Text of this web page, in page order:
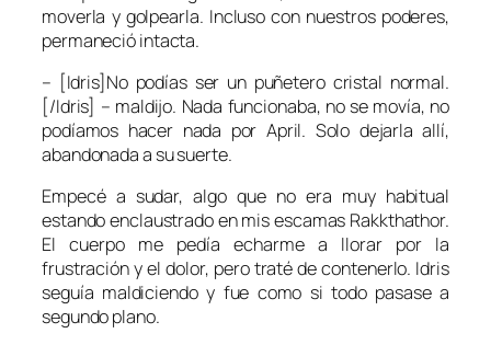
moverla y golpearla. Incluso con nuestros poderes,
permaneció intacta.
– [Idris]No podías ser un puñetero cristal normal.
[/Idris] – maldijo. Nada funcionaba, no se movía, no
podíamos hacer nada por April. Solo dejarla allí,
abandonada a su suerte.
Empecé a sudar, algo que no era muy habitual
estando enclaustrado en mis escamas Rakkthathor.
El cuerpo me pedía echarme a llorar por la
frustración y el dolor, pero traté de contenerlo. Idris
seguía maldiciendo y fue como si todo pasase a
segundo plano.